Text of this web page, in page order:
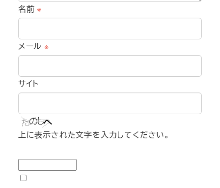
名前※
メール ※
サイト
上に表示された文字を入力してください。